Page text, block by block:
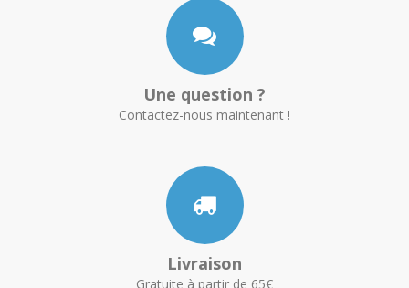
Une question ?
Contactez-nous maintenant !
Livraison
Gratuite à partir de 65€